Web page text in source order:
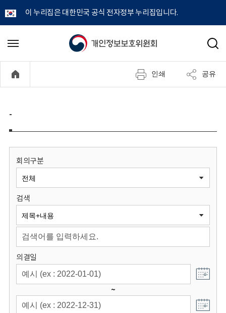
이 누리집은 대한민국 공식 전자정부 누리집입니다.
개
정
보
원
회
메
기
검
인쇄 공유
-
회의구분
검색
의결일
~